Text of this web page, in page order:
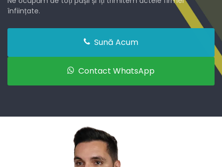
înființate.
Sună Acum
Contact WhatsApp